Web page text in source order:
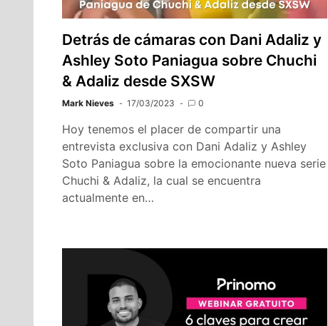
Detrás de cámaras con Dani Adaliz y
Ashley Soto Paniagua sobre Chuchi
& Adaliz desde SXSW
Mark Nieves 17/03/2023 0
Hoy tenemos el placer de compartir una
entrevista exclusiva con Dani Adaliz y Ashley
Soto Paniagua sobre la emocionante nueva serie
Chuchi & Adaliz, la cual se encuentra
actualmente en…